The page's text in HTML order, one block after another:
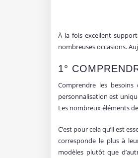
À la fois excellent
nombreuses occasions.
1°
Comprendre les
personnalisation est
Les nombreux éléments
C’est pour cela qu’il est
corresponde le plus à
modèles plutôt que